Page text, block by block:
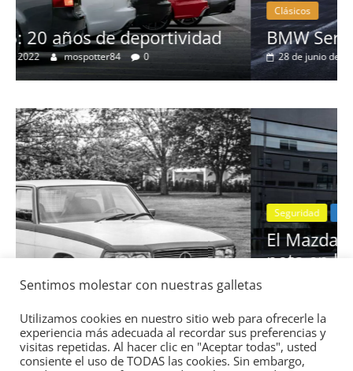
Clásicos
BMW Serie 7: lujo desde 1977
28 de junio de 2022 0
Seguridad
El Mazda CX-5 2022 logra la máxima
nota en las pruebas de seguridad del
IIHS
11 de noviembre de 2021 mospotter84 0
Sentimos molestar con nuestras galletas
Utilizamos cookies en nuestro sitio web para ofrecerle la
experiencia más adecuada al recordar sus preferencias y
visitas repetidas. Al hacer clic en "Aceptar todas", usted
consiente el uso de TODAS las cookies. Sin embargo,